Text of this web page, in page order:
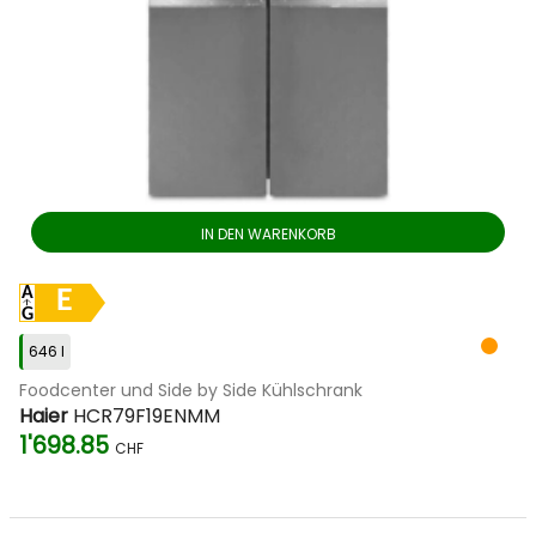
IN DEN WARENKORB
E
646 l
Foodcenter und Side by Side Kühlschrank
Haier HCR79F19ENMM
1'698.85 CHF